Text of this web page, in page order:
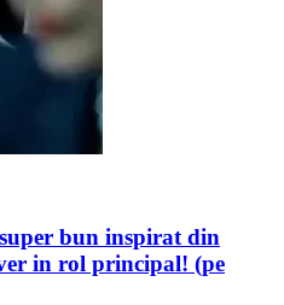
bun inspirat din
in rol principal! (pe